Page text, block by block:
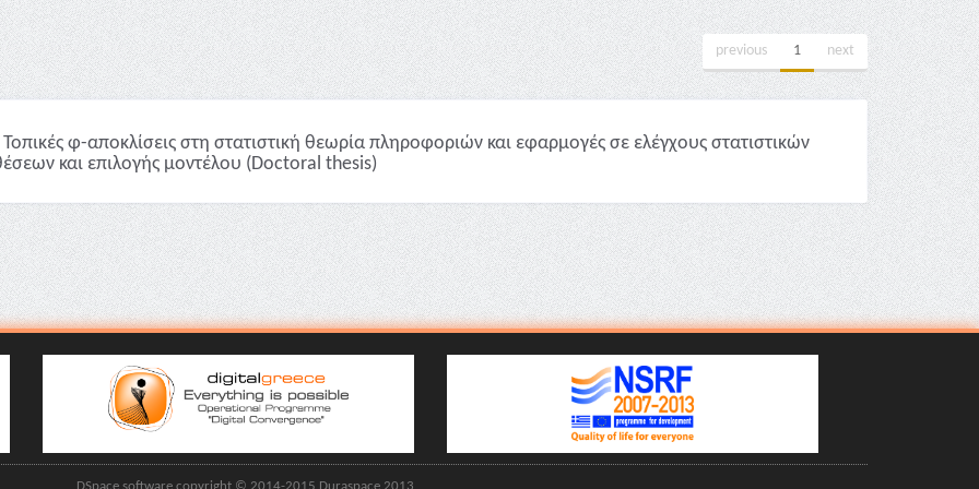
previous 1 next
φ-αποκλίσεις στη στατιστική θεωρία πληροφοριών και εφαρμογές σε ελέγχους στατιστικών
και επιλογής μοντέλου (Doctoral thesis)